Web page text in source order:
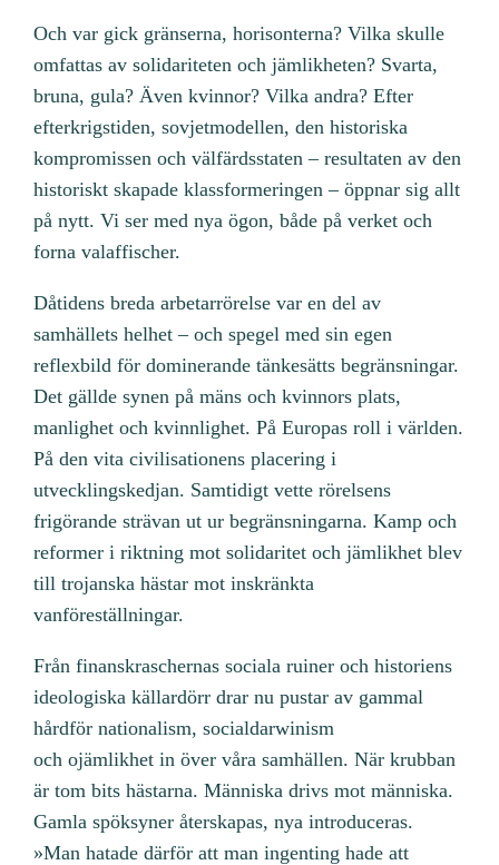
Och var gick gränserna, horisonterna? Vilka skulle
omfattas av solidariteten och jämlikheten? Svarta,
bruna, gula? Även kvinnor? Vilka andra? Efter
efterkrigstiden, sovjetmodellen, den historiska
kompromissen och välfärdsstaten – resultaten av den
historiskt skapade klassformeringen – öppnar sig allt
på nytt. Vi ser med nya ögon, både på verket och
forna valaffischer.
Dåtidens breda arbetarrörelse var en del av
samhällets helhet – och spegel med sin egen
reflexbild för dominerande tänkesätts begränsningar.
Det gällde synen på mäns och kvinnors plats,
manlighet och kvinnlighet. På Europas roll i världen.
På den vita civilisationens placering i
utvecklingskedjan. Samtidigt vette rörelsens
frigörande strävan ut ur begränsningarna. Kamp och
reformer i riktning mot solidaritet och jämlikhet blev
till trojanska hästar mot inskränkta
vanföreställningar.
Från finanskraschernas sociala ruiner och historiens
ideologiska källardörr drar nu pustar av gammal
hårdför nationalism, socialdarwinism
och ojämlikhet in över våra samhällen. När krubban
är tom bits hästarna. Människa drivs mot människa.
Gamla spöksyner återskapas, nya introduceras.
»Man hatade därför att man ingenting hade att